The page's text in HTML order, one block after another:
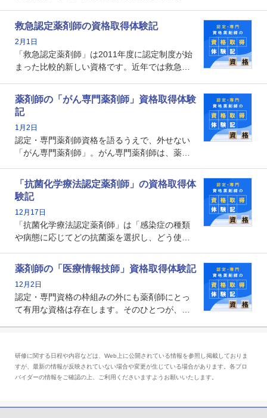
や、特有の疾患、心理状況を理解し、専門性を
深めることで、子どもとその保護者に寄り添え
る存在です。今回はそんな小児薬物療法認定薬
剤師の取得体験記をご紹介します。
救急認定薬剤師の資格取得体験記
2月1日
「救急認定薬剤師」は2011年度に認定制度が始
まった比較的新しい資格です。近年では救急病
増えているのではないでしょうか。今回はそん
な救急認定薬剤師の取得体験記をご紹介しま
す。
薬剤師の「がん専門薬剤師」資格取得体験
記
1月2日
認定・専門薬剤師資格を語るうえで、外せない
「がん専門薬剤師」。がん専門薬剤師は、薬剤
関する資格として、2009年に発足しました。薬
剤師の専門性を活かして高度化するがん医療に
貢献する姿は、今も病院薬剤師にとって一目置
かれる存在です。
「抗菌化学療法認定薬剤師」の資格取得体
験記
12月17日
「抗菌化学療法認定薬剤師」は「感染症の種類
や病態に応じてどの抗菌薬を選択し、どう使っ
る薬剤師です。現在、感染防止対策加算の施設
基準に専任の薬剤師配置が挙げられており、今
後は感染症領域で薬剤師に、より多くの役割が
求められる可能性もあります。
薬剤師の「医療情報技師」資格取得体験記
12月2日
認定・専門資格の枠組みの外にも薬剤師にとっ
て有用な資格は存在します。そのひとつが、
とは、病院薬剤師を中心に大きな武器になりま
す。
研修に関する日程や内容などは、Web上に公開されている情報を参照し掲載しておりま
すが、最新の情報が反映されていない場合や変更が生じている場合があります。各プロ
バイダーの情報をご確認の上、ご利用くださいますようお願いいたします。